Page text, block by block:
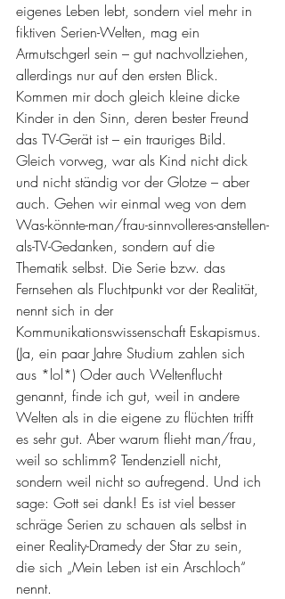
eigenes Leben lebt, sondern viel mehr in
fiktiven Serien-Welten, mag ein
Armutschgerl sein – gut nachvollziehen,
allerdings nur auf den ersten Blick.
Kommen mir doch gleich kleine dicke
Kinder in den Sinn, deren bester Freund
das TV-Gerät ist – ein trauriges Bild.
Gleich vorweg, war als Kind nicht dick
und nicht ständig vor der Glotze – aber
auch. Gehen wir einmal weg von dem
Was-könnte-man/frau-sinnvolleres-anstellen-
als-TV-Gedanken, sondern auf die
Thematik selbst. Die Serie bzw. das
Fernsehen als Fluchtpunkt vor der Realität,
nennt sich in der
Kommunikationswissenschaft Eskapismus.
(Ja, ein paar Jahre Studium zahlen sich
aus *lol*) Oder auch Weltenflucht
genannt, finde ich gut, weil in andere
Welten als in die eigene zu flüchten trifft
es sehr gut. Aber warum flieht man/frau,
weil so schlimm? Tendenziell nicht,
sondern weil nicht so aufregend. Und ich
sage: Gott sei dank! Es ist viel besser
schräge Serien zu schauen als selbst in
einer Reality-Dramedy der Star zu sein,
die sich „Mein Leben ist ein Arschloch“
nennt.